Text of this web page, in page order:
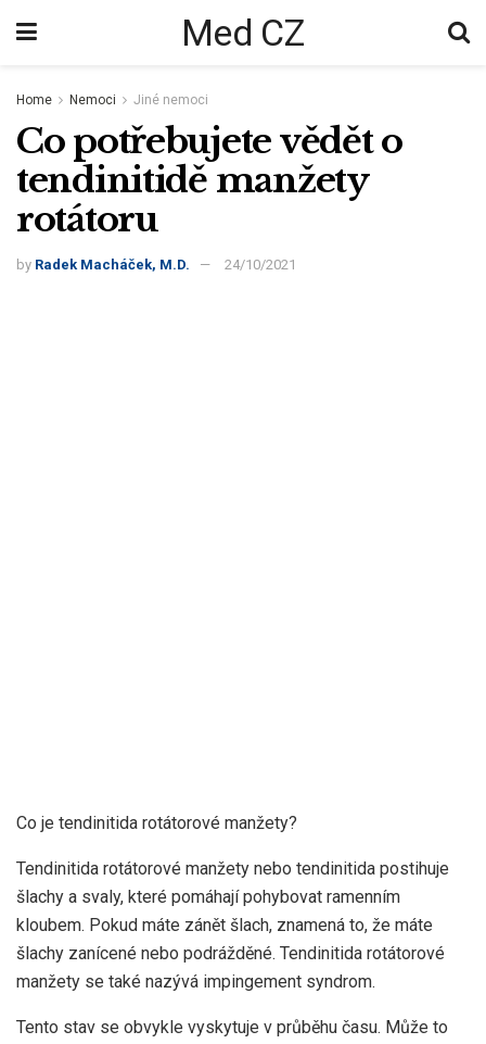
Med CZ
Home Nemoci Jiné nemoci
Co potřebujete vědět o
tendinitidě manžety
rotátoru
by Radek Macháček, M.D. 24/10/2021
Co je tendinitida rotátorové manžety?
Tendinitida rotátorové manžety nebo tendinitida postihuje
šlachy a svaly, které pomáhají pohybovat ramenním
kloubem. Pokud máte zánět šlach, znamená to, že máte
šlachy zanícené nebo podrážděné. Tendinitida rotátorové
manžety se také nazývá impingement syndrom.
Tento stav se obvykle vyskytuje v průběhu času. Může to